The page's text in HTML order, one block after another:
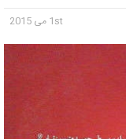
1st می 2015